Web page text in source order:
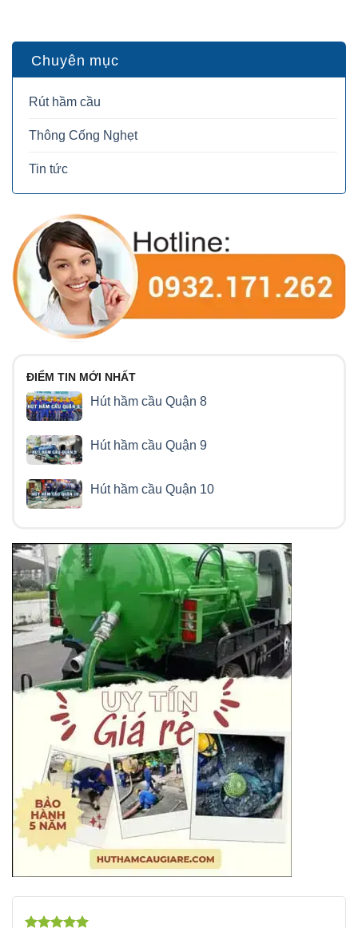
Chuyên mục
Rút hầm cầu
Thông Cống Nghẹt
Tin tức
ĐIỂM TIN MỚI NHẤT
Hút hầm cầu Quận 8
Hút hầm cầu Quận 9
Hút hầm cầu Quận 10